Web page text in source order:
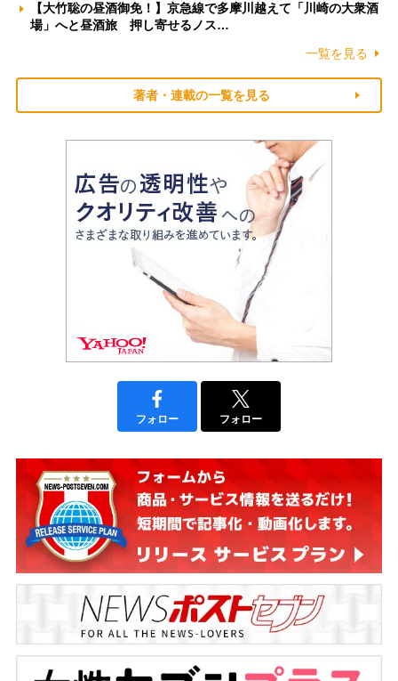
【大竹聡の昼酒御免！】京急線で多摩川越えて「川崎の大衆酒
場」へと昼酒旅 押し寄せるノス…
一覧を見る
著者・連載の一覧を見る
フォロー フォロー